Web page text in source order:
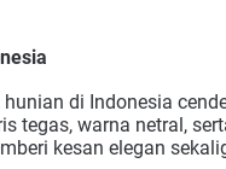
di Indonesia
tegas, warna netral,
kesan elegan